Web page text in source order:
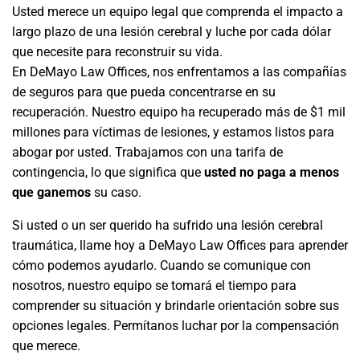
Usted merece un equipo legal que comprenda el impacto a
largo plazo de una lesión cerebral y luche por cada dólar
que necesite para reconstruir su vida.
En DeMayo Law Offices, nos enfrentamos a las compañías
de seguros para que pueda concentrarse en su
recuperación. Nuestro equipo ha recuperado más de $1 mil
millones para víctimas de lesiones, y estamos listos para
abogar por usted. Trabajamos con una tarifa de
contingencia, lo que significa que usted no paga a menos
que ganemos su caso.
Si usted o un ser querido ha sufrido una lesión cerebral
traumática, llame hoy a DeMayo Law Offices para aprender
cómo podemos ayudarlo. Cuando se comunique con
nosotros, nuestro equipo se tomará el tiempo para
comprender su situación y brindarle orientación sobre sus
opciones legales. Permítanos luchar por la compensación
que merece.